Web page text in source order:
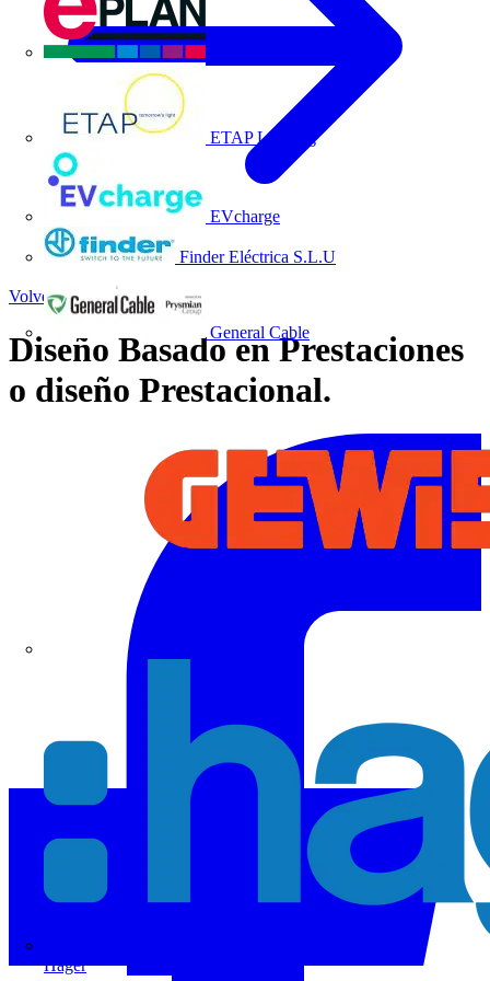
ETAP Lighting
EVcharge
Finder Eléctrica S.L.U
General Cable
Hager
Volver a Noticias
Diseño Basado en Prestaciones
o diseño Prestacional.